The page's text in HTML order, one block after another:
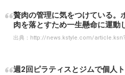
贅肉の管理に気をつけている。
肉を落とすため一生懸命に運動
出典： http://news.kstyle.com/
週2回ピラティスとジムで個人